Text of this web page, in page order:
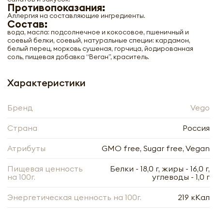
Противопоказания:
Аллергия на составляющие ингредиенты.
Состав:
вода, масла: подсолнечное и кокосовое, пшеничный и
соевый белки, соевый, натуральные специи: кардамон,
белый перец, морковь сушеная, горчица, йодированная
соль, пищевая добавка “Веган”, краситель.
Характеристики
Бренд Vego
Страна Россия
Атрибуты GMO free, Sugar free, Vegan
Пищевая ценность
на 100г.
Белки - 18,0 г, жиры - 16,0 г,
углеводы - 1,0 г
Энергетическая ценность на 100г. 219 кКал
Нажимая кнопку «Отправить», я даю своё согласие
на обработку моих персональных данных, в
| ВЕГО 500г
-
на обработку моих персональных данных, в
соответствии с Федеральным законом от